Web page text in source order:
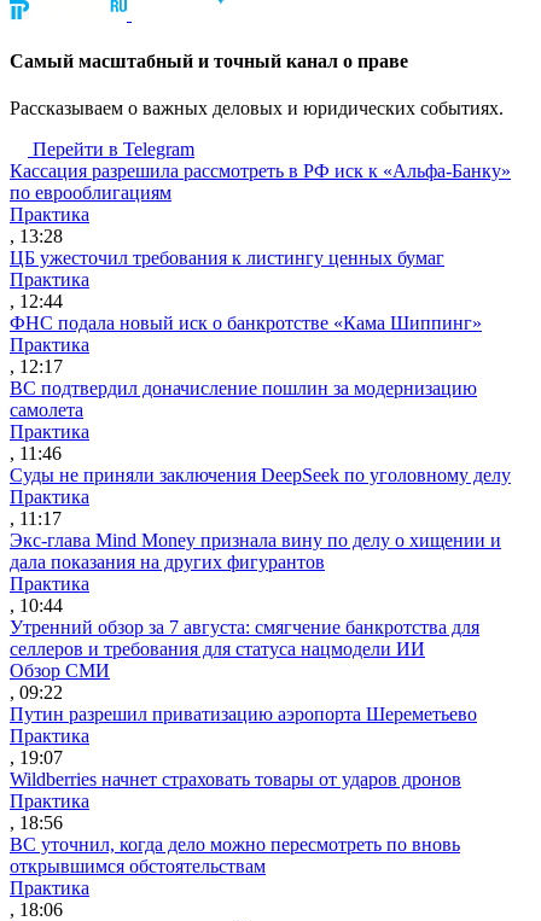
Cамый масштабный и точный канал о праве
Рассказываем о важных деловых и юридических событиях.
Перейти в Telegram
Кассация разрешила рассмотреть в РФ иск к «Альфа-Банку»
по еврооблигациям
Практика
, 13:28
ЦБ ужесточил требования к листингу ценных бумаг
Практика
, 12:44
ФНС подала новый иск о банкротстве «Кама Шиппинг»
Практика
, 12:17
ВС подтвердил доначисление пошлин за модернизацию
самолета
Практика
, 11:46
Суды не приняли заключения DeepSeek по уголовному делу
Практика
, 11:17
Экс-глава Mind Money признала вину по делу о хищении и
дала показания на других фигурантов
Практика
, 10:44
Утренний обзор за 7 августа: смягчение банкротства для
селлеров и требования для статуса нацмодели ИИ
Обзор СМИ
, 09:22
Путин разрешил приватизацию аэропорта Шереметьево
Практика
, 19:07
Wildberries начнет страховать товары от ударов дронов
Практика
, 18:56
ВС уточнил, когда дело можно пересмотреть по вновь
открывшимся обстоятельствам
Практика
, 18:06